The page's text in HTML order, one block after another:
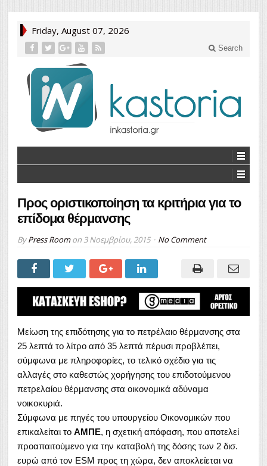
Friday, August 07, 2026
Search
Προς οριστικοποίηση τα κριτήρια για το
επίδομα θέρμανσης
ByPress Roomon 3 Νοεμβρίου, 2015 No Comment
Μείωση της επιδότησης για το πετρέλαιο θέρμανσης στα
25 λεπτά το λίτρο από 35 λεπτά πέρυσι προβλέπει,
σύμφωνα με πληροφορίες, το τελικό σχέδιο για τις
αλλαγές στο καθεστώς χορήγησης του επιδοτούμενου
πετρελαίου θέρμανσης στα οικονομικά αδύναμα
νοικοκυριά.
Σύμφωνα με πηγές του υπουργείου Οικονομικών που
επικαλείται το ΑΜΠΕ, η σχετική απόφαση, που αποτελεί
προαπαιτούμενο για την καταβολή της δόσης των 2 δισ.
ευρώ από τον ESM προς τη χώρα, δεν αποκλείεται να